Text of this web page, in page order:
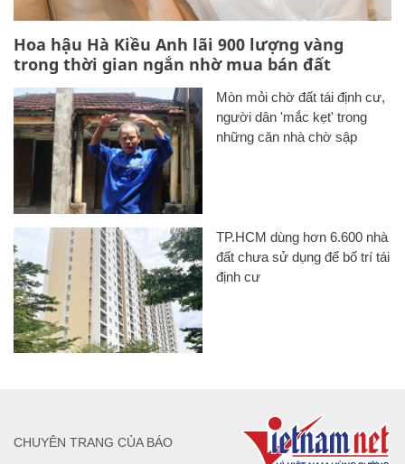
Hoa hậu Hà Kiều Anh lãi 900 lượng vàng
trong thời gian ngắn nhờ mua bán đất
Mòn mỏi chờ đất tái định cư,
người dân 'mắc kẹt' trong
những căn nhà chờ sập
TP.HCM dùng hơn 6.600 nhà
đất chưa sử dụng để bố trí tái
định cư
CHUYÊN TRANG CỦA BÁO